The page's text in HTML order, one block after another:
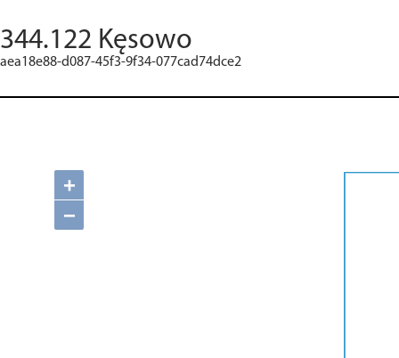
344.122 Kęsowo
aea18e88-d087-45f3-9f34-077cad74dce2
+
−